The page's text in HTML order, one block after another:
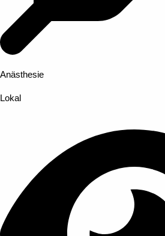
Anästhesie
Lokal